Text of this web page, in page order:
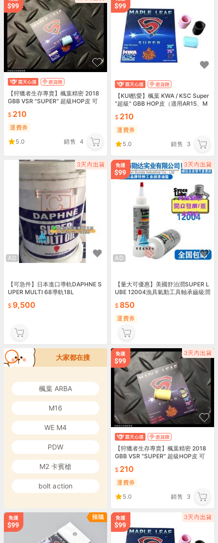
【狩獵者生存專賣】楓葉精密 2018
GBB VSR "SUPER" 超級HOP皮 可
210
運費券
5.0
銷售 4
【KUI酷愛】楓葉 KWA / KSC Super
"超級" GBB HOP皮（適用AR15、M
210
運費券
5.0
銷售 3
AD
【可急件】日本進口導軌DAPHNE S
UPER MULTI 68導軌18L
9,500
AD
【量大可優惠】美國舒泊潤SUPER L
UBE 12004漁具氣動工具軸承齒級潤
850
運費券
大家都在搜
楓葉 ARBA
M16
WE M4
PDW
M2 卡賓槍
bolt action
【狩獵者生存專賣】楓葉精密 2018
GBB VSR "SUPER" 超級HOP皮 可
210
運費券
5.0
銷售 3